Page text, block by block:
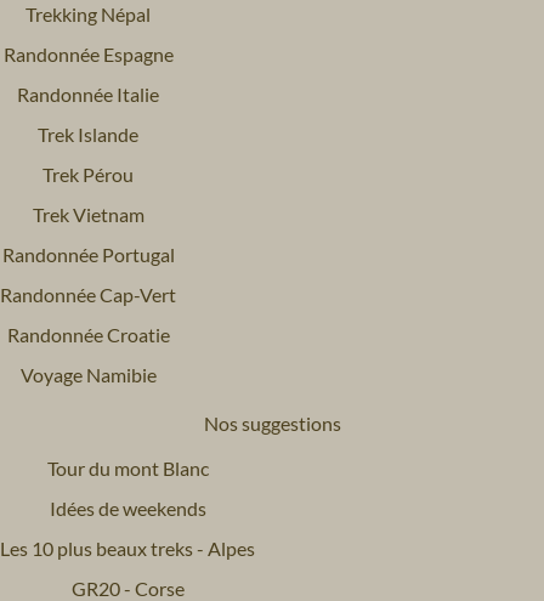
Trekking Népal
Randonnée Espagne
Randonnée Italie
Trek Islande
Trek Pérou
Trek Vietnam
Randonnée Portugal
Randonnée Cap-Vert
Randonnée Croatie
Voyage Namibie
Nos suggestions
Tour du mont Blanc
Idées de weekends
Les 10 plus beaux treks - Alpes
GR20 - Corse